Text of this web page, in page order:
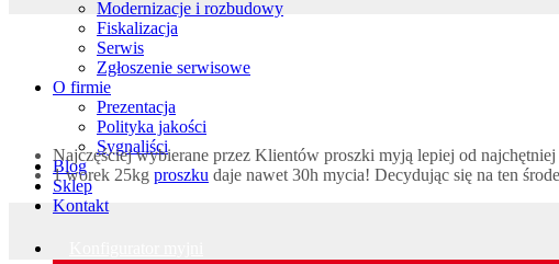
Modernizacje i rozbudowy
Fiskalizacja
Serwis
Zgłoszenie serwisowe
O firmie
Prezentacja
Polityka jakości
Sygnaliści
Blog
Sklep
Kontakt
Najczęściej wybierane przez Klientów proszki myją lepiej od
1 worek 25kg proszku daje nawet 30h mycia! Decydując się na ten